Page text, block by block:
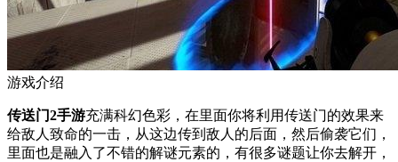
游戏介绍
传送门2手游充满科幻色彩，在里面你将利用传送门的效果来
给敌人致命的一击，从这边传到敌人的后面，然后偷袭它们，
里面也是融入了不错的解谜元素的，有很多谜题让你去解开，